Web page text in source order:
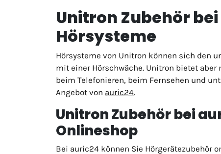
Unitron Zubehör
Hörsysteme
Hörsysteme von Unitron können sich den
mit einer Hörschwäche. Unitron bietet
beim Telefonieren, beim Fernsehen und
Angebot von auric24.
Unitron Zubehör bei
Onlineshop
Bei auric24 können Sie Hörgerätezubehör